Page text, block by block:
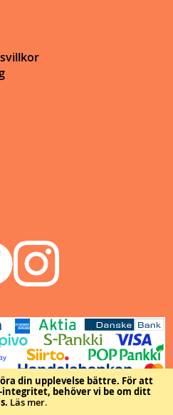
din upplevelse bättre. För att
behöver vi be om ditt
Läs mer.